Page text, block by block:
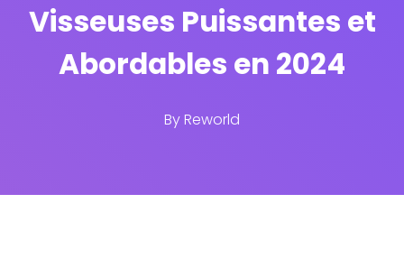
Visseuses Puissantes et
Abordables en 2024
ByReworld